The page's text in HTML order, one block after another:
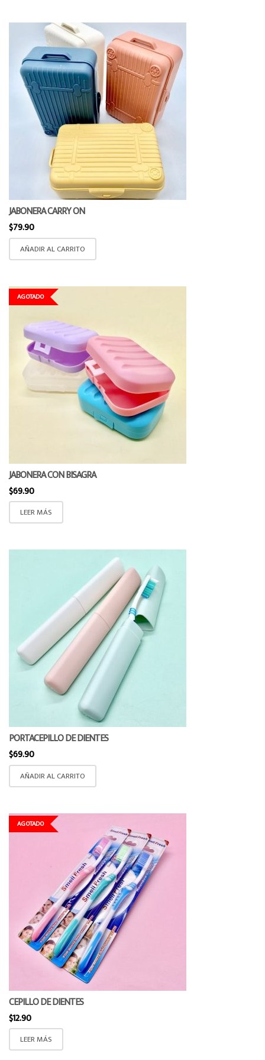
JABONERA CARRY ON
$79.90
AÑADIR AL CARRITO
AGOTADO
JABONERA CON BISAGRA
$69.90
LEER MÁS
PORTACEPILLO DE DIENTES
$69.90
AÑADIR AL CARRITO
AGOTADO
CEPILLO DE DIENTES
$12.90
LEER MÁS